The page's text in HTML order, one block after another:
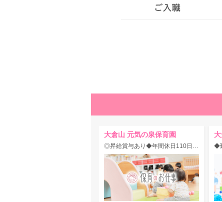
大倉山 元気の泉保育園
◎昇給賞与あり◆年間休日110日◆社会保険完備☆定員120名の笑顔あふれる認可保育園♪